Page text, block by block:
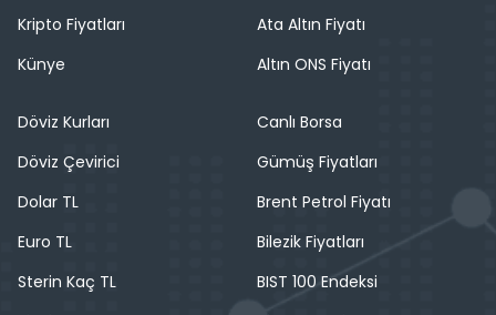
Kripto Fiyatları
Künye
Ata Altın Fiyatı
Altın ONS Fiyatı
Döviz Kurları
Döviz Çevirici
Dolar TL
Euro TL
Sterin Kaç TL
Canlı Borsa
Gümüş Fiyatları
Brent Petrol Fiyatı
Bilezik Fiyatları
BIST 100 Endeksi